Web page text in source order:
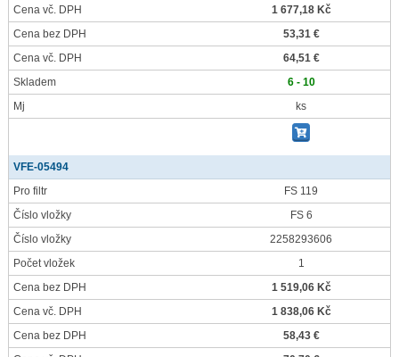
Cena vč. DPH
1 677,18 Kč
Cena bez DPH
53,31 €
Cena vč. DPH
64,51 €
Skladem
6 - 10
Mj
ks
VFE-05494
Pro filtr
FS 119
Číslo vložky
FS 6
Číslo vložky
2258293606
Počet vložek
1
Cena bez DPH
1 519,06 Kč
Cena vč. DPH
1 838,06 Kč
Cena bez DPH
58,43 €